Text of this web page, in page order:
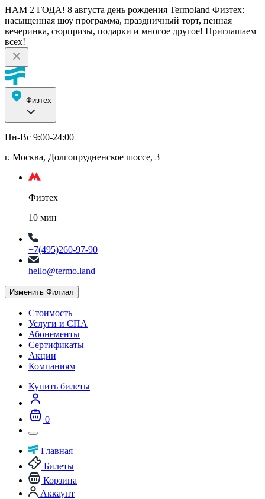
НАМ 2 ГОДА! 8 августа день рождения Termoland Физтех:
насыщенная шоу программа, праздничный торт, пенная
вечеринка, сюрпризы, подарки и многое другое! Приглашаем
всех!
Физтех
Пн-Вс 9:00-24:00
г. Москва, Долгопрудненское шоссе, 3
Физтех
10 мин
+7(495)260-97-90
hello@termo.land
Изменить Филиал
Стоимость
Услуги и СПА
Абонементы
Сертификаты
Акции
Компаниям
Купить билеты
0
Главная
Билеты
Корзина
Аккаунт